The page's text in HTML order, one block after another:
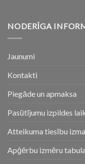
NODERĪGA
Jaunumi
Kontakti
Piegāde un apmaksa
Pasūtījumu izpildes
Atteikuma tiesību
Apģērbu izmēru tabula